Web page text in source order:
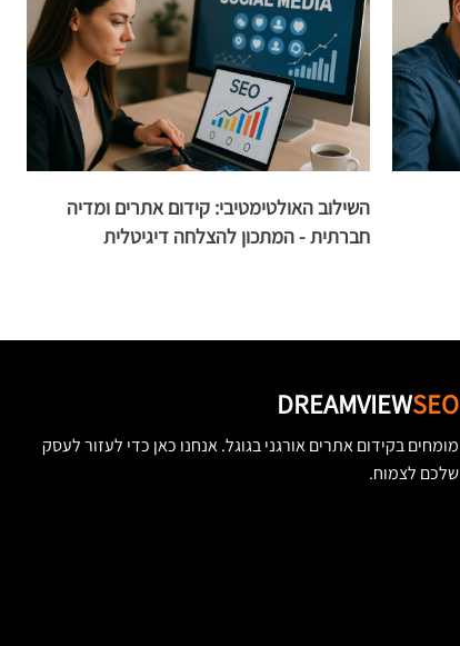
השילוב האולטימטיבי: קידום אתרים ומדיה
חברתית - המתכון להצלחה דיגיטלית
DREAMVIEWSEO
מומחים בקידום אתרים אורגני בגוגל. אנחנו כאן כדי לעזור לעסק
שלכם לצמוח.